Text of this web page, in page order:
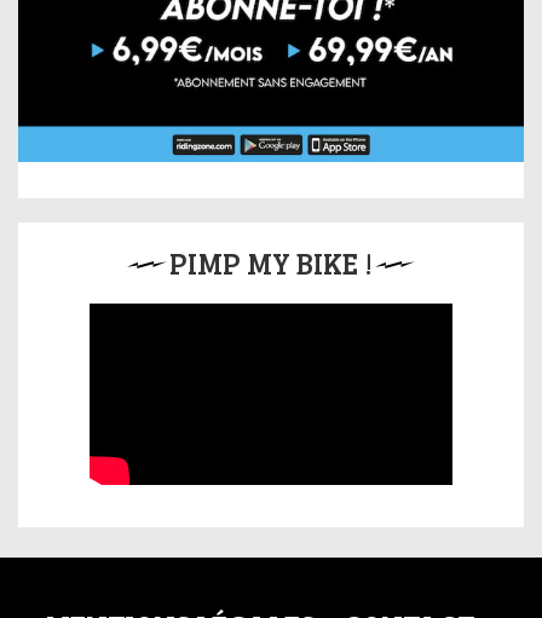
PIMP MY BIKE !